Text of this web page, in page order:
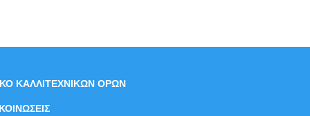
ΚΑΛΛΙΤΕΧΝΙΚΩΝ ΟΡΩΝ